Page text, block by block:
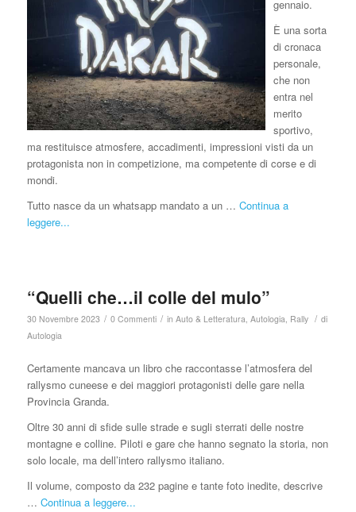
gennaio.
È una sorta
di cronaca
personale,
che non
entra nel
merito
sportivo,
ma restituisce atmosfere, accadimenti, impressioni visti da un
protagonista non in competizione, ma competente di corse e di
mondi.
Tutto nasce da un whatsapp mandato a un … Continua a
leggere...
“Quelli che…il colle del mulo”
30 Novembre 2023 / 0 Commenti / in Auto & Letteratura, Autologia, Rally / di
Autologia
Certamente mancava un libro che raccontasse l’atmosfera del
rallysmo cuneese e dei maggiori protagonisti delle gare nella
Provincia Granda.
Oltre 30 anni di sfide sulle strade e sugli sterrati delle nostre
montagne e colline. Piloti e gare che hanno segnato la storia, non
solo locale, ma dell’intero rallysmo italiano.
Il volume, composto da 232 pagine e tante foto inedite, descrive
… Continua a leggere...